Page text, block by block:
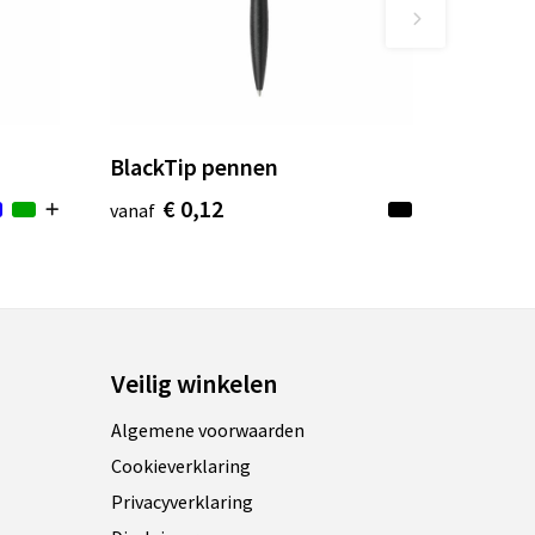
BlackTip pennen
vanaf € 0,12
Veilig winkelen
Algemene voorwaarden
Cookieverklaring
Privacyverklaring